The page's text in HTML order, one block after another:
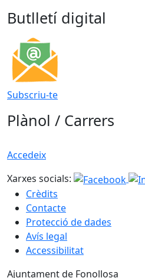
Butlletí digital
Subscriu-te
Plànol / Carrers
Accedeix
Xarxes socials:
Crèdits
Contacte
Protecció de dades
Avís legal
Accessibilitat
Ajuntament de Fonollosa